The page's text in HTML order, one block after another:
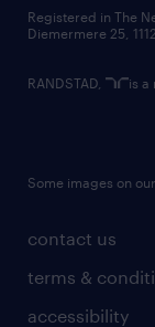
contact us
terms &
accessibility
Registered in The
Diemermere 25,
RANDSTAD, is a
Some images on